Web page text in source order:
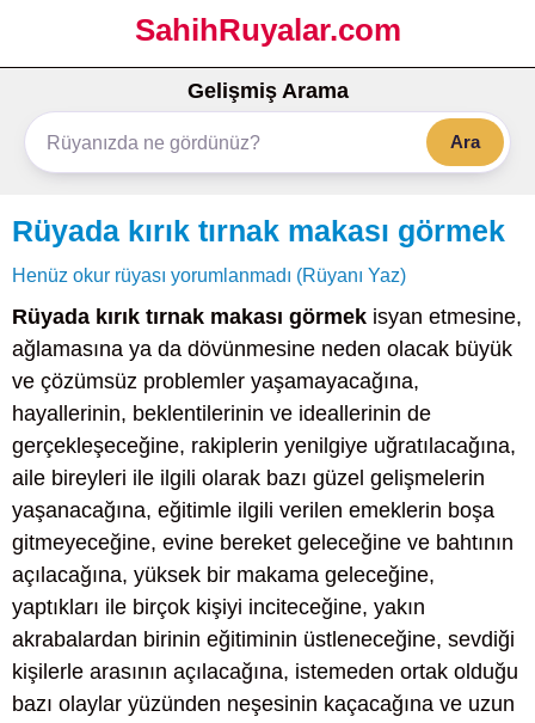
SahihRuyalar.com
Gelişmiş Arama
Ara
Rüyada kırık tırnak makası görmek
Henüz okur rüyası yorumlanmadı (Rüyanı Yaz)
Rüyada kırık tırnak makası görmek isyan etmesine,
ağlamasına ya da dövünmesine neden olacak büyük
ve çözümsüz problemler yaşamayacağına,
hayallerinin, beklentilerinin ve ideallerinin de
gerçekleşeceğine, rakiplerin yenilgiye uğratılacağına,
aile bireyleri ile ilgili olarak bazı güzel gelişmelerin
yaşanacağına, eğitimle ilgili verilen emeklerin boşa
gitmeyeceğine, evine bereket geleceğine ve bahtının
açılacağına, yüksek bir makama geleceğine,
yaptıkları ile birçok kişiyi inciteceğine, yakın
akrabalardan birinin eğitiminin üstleneceğine, sevdiği
kişilerle arasının açılacağına, istemeden ortak olduğu
bazı olaylar yüzünden neşesinin kaçacağına ve uzun